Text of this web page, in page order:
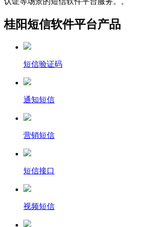
桂阳短信软件平台产品
短信验证码
通知短信
营销短信
短信接口
视频短信